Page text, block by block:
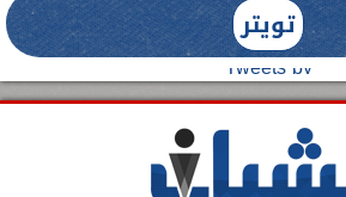
تويتر
Tweets by